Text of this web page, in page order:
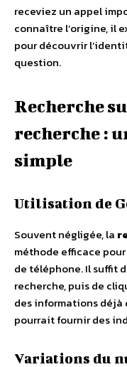
receviez un appel
connaître l’origine, il
pour découvrir
question.
Recherche
recherche :
simple
Utilisation de
Souvent négligée, la
méthode efficace
de téléphone. Il suffit
recherche, puis de
des informations déjà
pourrait fournir des
Variations du